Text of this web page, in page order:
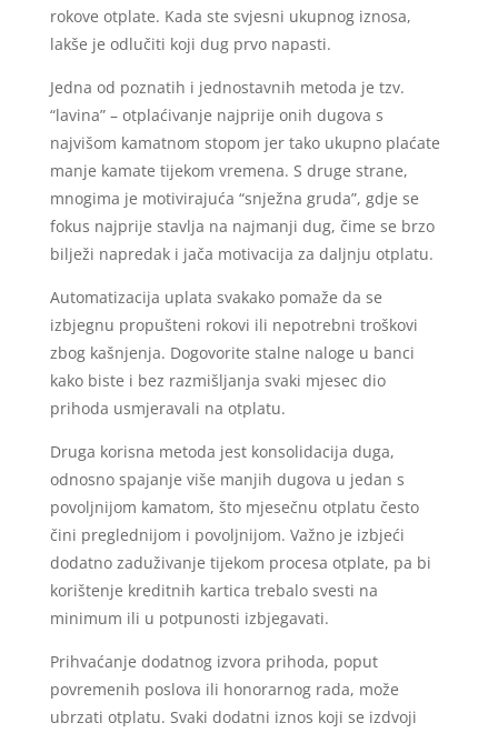
rokove otplate. Kada ste svjesni ukupnog iznosa,
lakše je odlučiti koji dug prvo napasti.
Jedna od poznatih i jednostavnih metoda je tzv.
“lavina” – otplaćivanje najprije onih dugova s
najvišom kamatnom stopom jer tako ukupno plaćate
manje kamate tijekom vremena. S druge strane,
mnogima je motivirajuća “snježna gruda”, gdje se
fokus najprije stavlja na najmanji dug, čime se brzo
bilježi napredak i jača motivacija za daljnju otplatu.
Automatizacija uplata svakako pomaže da se
izbjegnu propušteni rokovi ili nepotrebni troškovi
zbog kašnjenja. Dogovorite stalne naloge u banci
kako biste i bez razmišljanja svaki mjesec dio
prihoda usmjeravali na otplatu.
Druga korisna metoda jest konsolidacija duga,
odnosno spajanje više manjih dugova u jedan s
povoljnijom kamatom, što mjesečnu otplatu često
čini preglednijom i povoljnijom. Važno je izbjeći
dodatno zaduživanje tijekom procesa otplate, pa bi
korištenje kreditnih kartica trebalo svesti na
minimum ili u potpunosti izbjegavati.
Prihvaćanje dodatnog izvora prihoda, poput
povremenih poslova ili honorarnog rada, može
ubrzati otplatu. Svaki dodatni iznos koji se izdvoji